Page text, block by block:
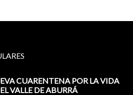
CUARENTENA POR LA VIDA
VALLE DE ABURRÁ